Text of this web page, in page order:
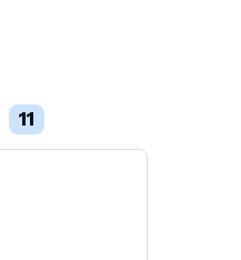
11